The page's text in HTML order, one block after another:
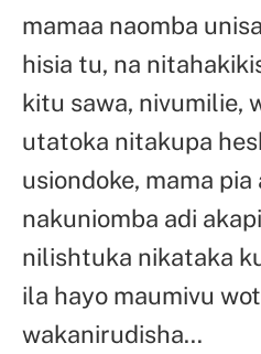
mamaa naomba
hisia tu, na
kitu sawa, nivumilie,
utatoka nitakupa
usiondoke, mama pia
nakuniomba adi
nilishtuka nikataka
ila hayo maumivu
wakanirudisha…